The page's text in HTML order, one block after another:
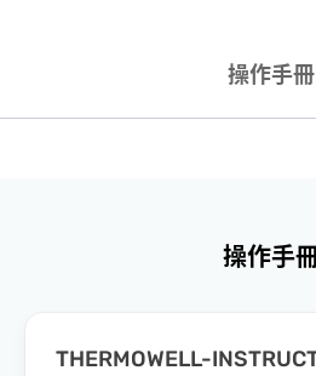
操作手冊
操作手
THERMOWELL-